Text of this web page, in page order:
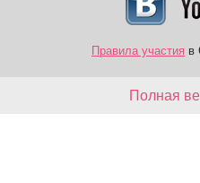
Правила участия в
Полная